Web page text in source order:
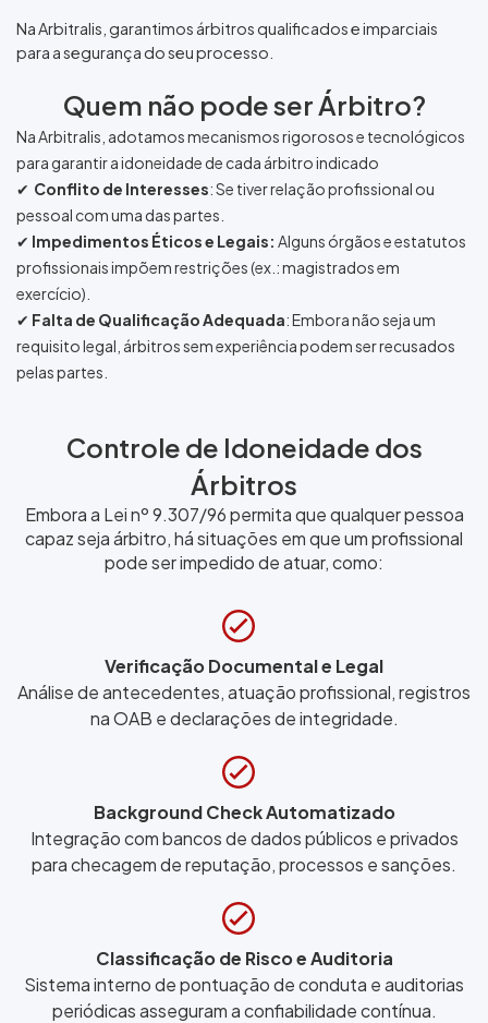
Na Arbitralis, garantimos árbitros qualificados e imparciais
para a segurança do seu processo.
Quem não pode ser Árbitro?
Na Arbitralis, adotamos mecanismos rigorosos e tecnológicos
para garantir a idoneidade de cada árbitro indicado
✔ Conflito de Interesses: Se tiver relação profissional ou
pessoal com uma das partes.
✔ Impedimentos Éticos e Legais: Alguns órgãos e estatutos
profissionais impõem restrições (ex.: magistrados em
exercício).
✔ Falta de Qualificação Adequada: Embora não seja um
requisito legal, árbitros sem experiência podem ser recusados
pelas partes.
Controle de Idoneidade dos
Árbitros
Embora a Lei nº 9.307/96 permita que qualquer pessoa
capaz seja árbitro, há situações em que um profissional
pode ser impedido de atuar, como:
Verificação Documental e Legal
Análise de antecedentes, atuação profissional, registros
na OAB e declarações de integridade.
Background Check Automatizado
Integração com bancos de dados públicos e privados
para checagem de reputação, processos e sanções.
Classificação de Risco e Auditoria
Sistema interno de pontuação de conduta e auditorias
periódicas asseguram a confiabilidade contínua.